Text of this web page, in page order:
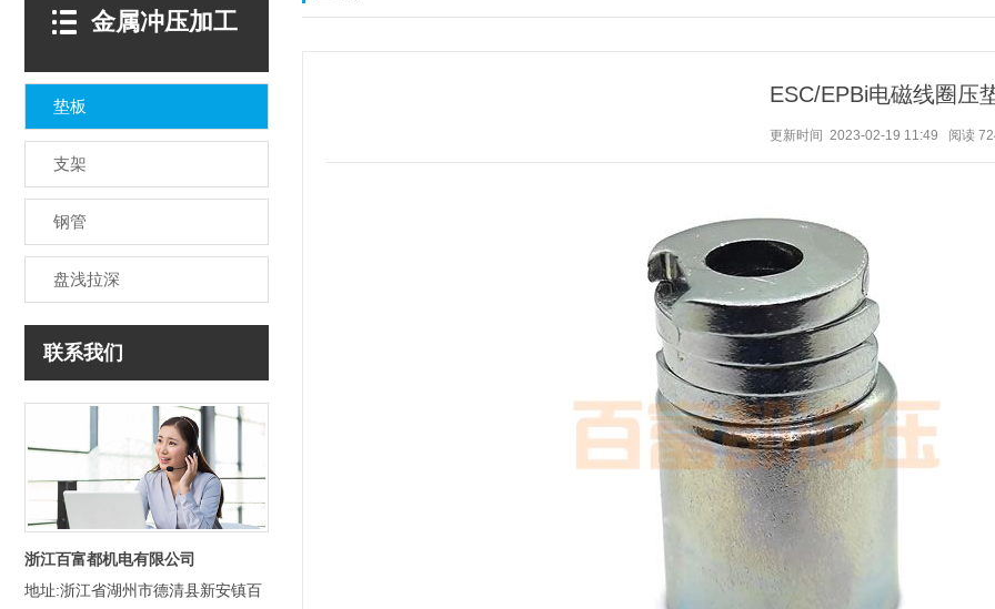
金属冲压加工
垫板
支架
钢管
盘浅拉深
联系我们
浙江百富都机电有限公司
地址:浙江省湖州市德清县新安镇百
ESC/EPBi电磁线圈压
更新时间 2023-02-19 11:49 阅读